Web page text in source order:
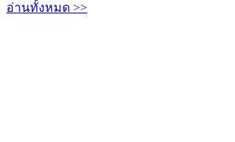
อ่านทั้งหมด >>